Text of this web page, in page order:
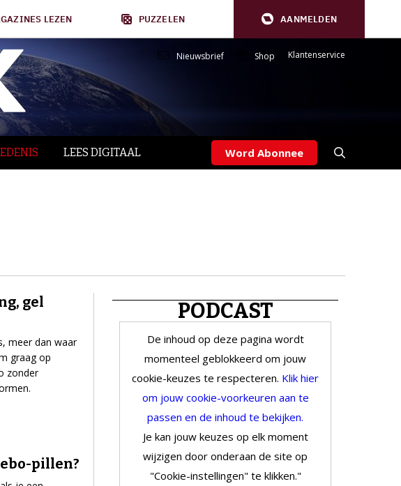
LEZEN PUZZELEN AANMELDEN
Nieuwsbrief Shop Klantenservice
LEES DIGITAAL Word Abonnee
gel
meer dan waar
graag op
zonder
pillen?
PODCAST
De inhoud op deze pagina wordt
momenteel geblokkeerd om jouw
cookie-keuzes te respecteren. Klik hier
om jouw cookie-voorkeuren aan te
passen en de inhoud te bekijken.
Je kan jouw keuzes op elk moment
wijzigen door onderaan de site op
"Cookie-instellingen" te klikken."